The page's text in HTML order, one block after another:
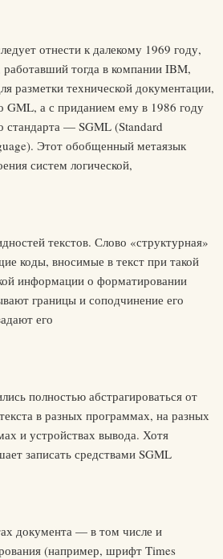
отнести к далекому 1969 году,
работавший тогда в компании IBM,
разметки технической документации,
GML, а с приданием ему в 1986 году
стандарта — SGML (Standard
Этот обобщенный метаязык
систем логической,
текстов. Слово «структурная»
коды, вносимые в текст при такой
информации о форматировании
границы и соподчинение его
его
полностью абстрагироваться от
в разных программах, на разных
и устройствах вывода. Хотя
записать средствами SGML
документа — в том числе и
(например, шрифт Times